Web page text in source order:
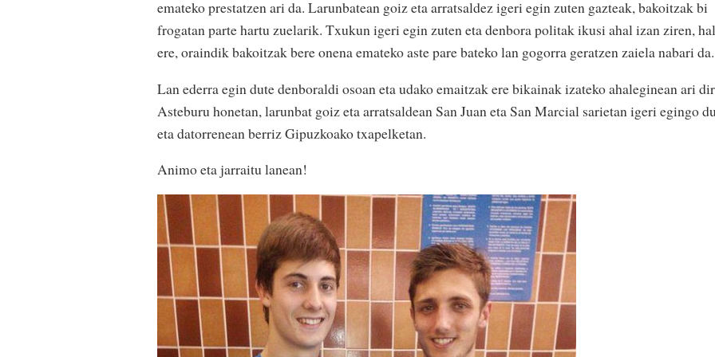
emateko prestatzen ari da. Larunbatean goiz eta arratsaldez igeri egin zuten gazteak, bakoitzak bi
frogatan parte hartu zuelarik. Txukun igeri egin zuten eta denbora politak ikusi ahal izan ziren,
ere, oraindik bakoitzak bere onena emateko aste pare bateko lan gogorra geratzen zaiela nabari da.
Lan ederra egin dute denboraldi osoan eta udako emaitzak ere bikainak izateko ahaleginean ari
Asteburu honetan, larunbat goiz eta arratsaldean San Juan eta San Marcial sarietan igeri egingo
eta datorrenean berriz Gipuzkoako txapelketan.
Animo eta jarraitu lanean!